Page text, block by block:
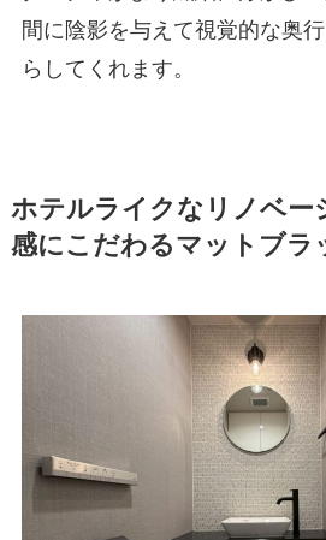
間に陰影を与えて視覚的な奥
らしてくれます。
ホテルライクなリノベ
感にこだわるマットブラ